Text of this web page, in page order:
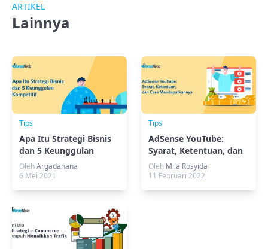
ARTIKEL
Lainnya
Tips
Apa Itu Strategi Bisnis
dan 5 Keunggulan
Kompetitif
OlehArgadahana
6 Mei 2021
Tips
AdSense YouTube:
Syarat, Ketentuan, dan
Cara Mendapatkannya
Oleh Mila Rosyida
11 Februari 2022